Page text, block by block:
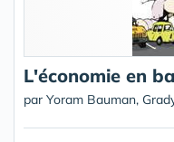
L'économie en
par Yoram Bauman,